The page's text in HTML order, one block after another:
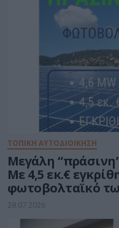
ΤΟΠΙΚΗ ΑΥΤΟΔΙΟΙΚΗΣΗ
Μεγάλη
Με 4,5 εκ.€
φωτοβολταϊκό
28.07.2026